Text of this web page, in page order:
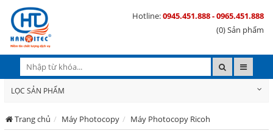
Hotline:0945.451.888 - 0965.451.888
(0) Sản phẩm
LỌC SẢN PHẨM
Trang chủ Máy Photocopy Máy Photocopy Ricoh